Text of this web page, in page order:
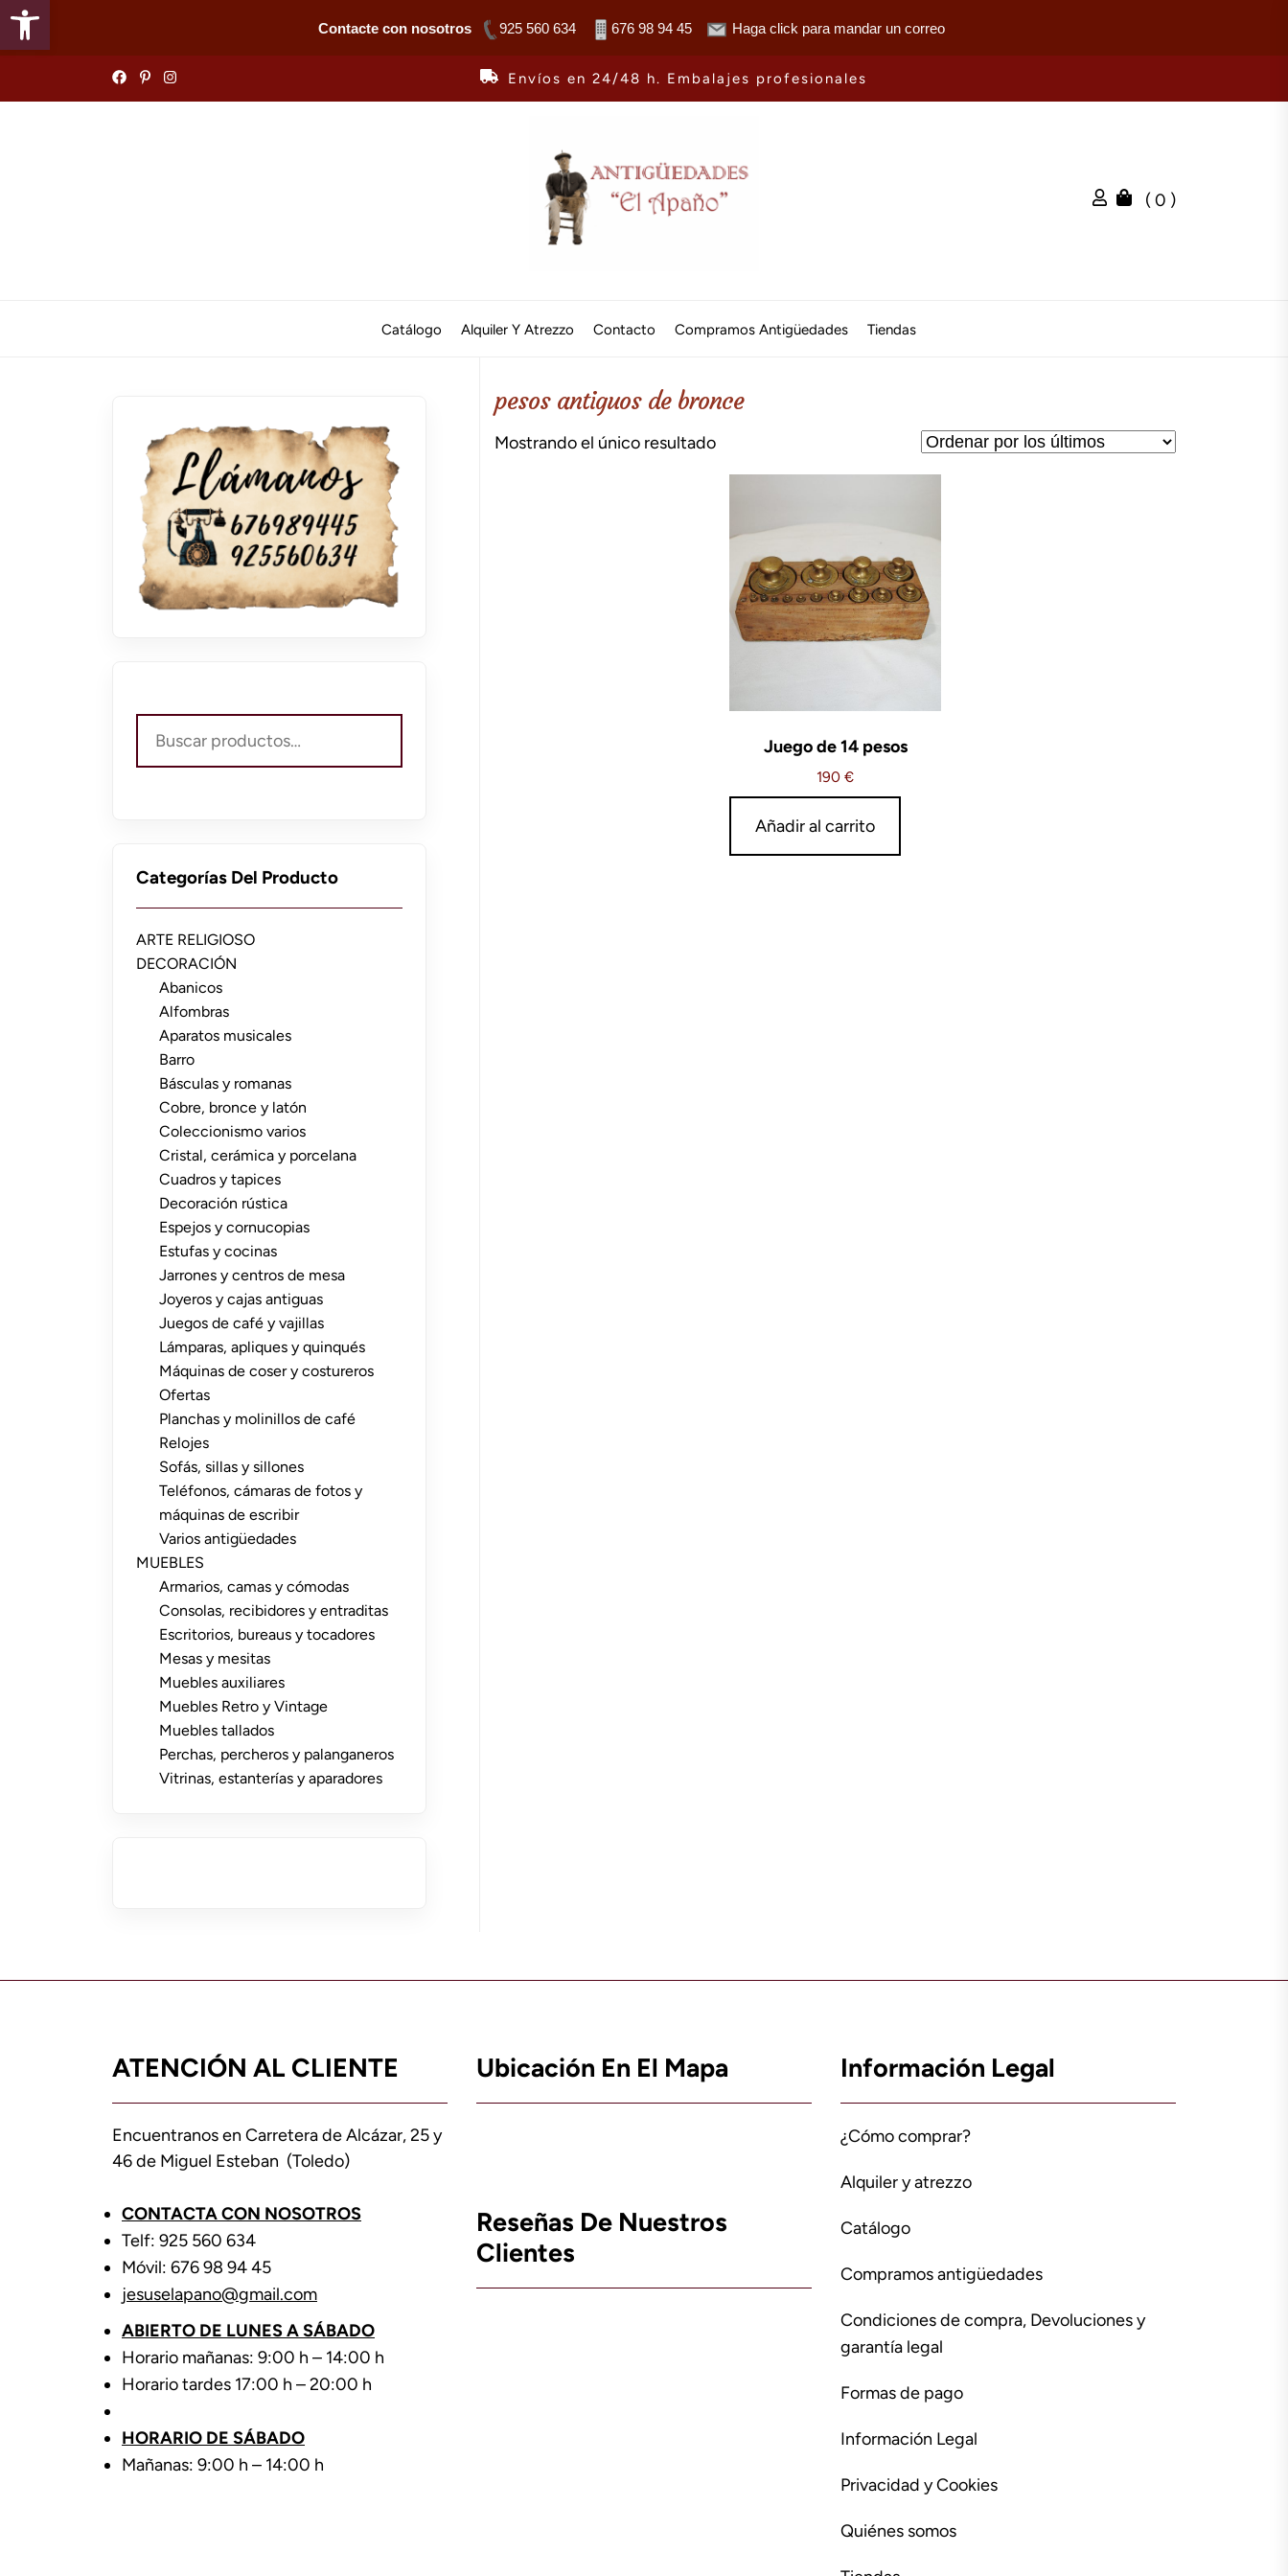
Abrir barra de herramientas
Contacte con nosotros 925 560 634 676 98 94 45 Haga click para mandar un correo
Envíos en 24/48 h. Embalajes profesionales
El
( 0 )
Catálogo Alquiler Y Atrezzo Contacto Compramos Antigüedades Tiendas
pesos antiguos de bronce
Mostrando el único resultado
Juego de 14 pesos
190 €
Añadir al carrito
por:
Categorías Del Producto
ARTE RELIGIOSO
DECORACIÓN
Abanicos
Alfombras
Aparatos musicales
Barro
Básculas y romanas
Cobre, bronce y latón
Coleccionismo varios
Cristal, cerámica y porcelana
Cuadros y tapices
Decoración rústica
Espejos y cornucopias
Estufas y cocinas
Jarrones y centros de mesa
Joyeros y cajas antiguas
Juegos de café y vajillas
Lámparas, apliques y quinqués
Máquinas de coser y costureros
Ofertas
Planchas y molinillos de café
Relojes
Sofás, sillas y sillones
Teléfonos, cámaras de fotos y
máquinas de escribir
Varios antigüedades
MUEBLES
Armarios, camas y cómodas
Consolas, recibidores y entraditas
Escritorios, bureaus y tocadores
Mesas y mesitas
Muebles auxiliares
Muebles Retro y Vintage
Muebles tallados
Perchas, percheros y palanganeros
Vitrinas, estanterías y aparadores
ATENCIÓN AL CLIENTE
Encuentranos en Carretera de Alcázar, 25 y
46 de Miguel Esteban (Toledo)
CONTACTA CON NOSOTROS
Telf: 925 560 634
Móvil: 676 98 94 45
jesuselapano@gmail.com
ABIERTO DE LUNES A SÁBADO
Horario mañanas: 9:00 h – 14:00 h
Horario tardes 17:00 h – 20:00 h
HORARIO DE SÁBADO
Mañanas: 9:00 h – 14:00 h
Ubicación En El Mapa
Reseñas De Nuestros
Clientes
Información Legal
¿Cómo comprar?
Alquiler y atrezzo
Catálogo
Compramos antigüedades
Condiciones de compra, Devoluciones y
garantía legal
Formas de pago
Información Legal
Privacidad y Cookies
Quiénes somos